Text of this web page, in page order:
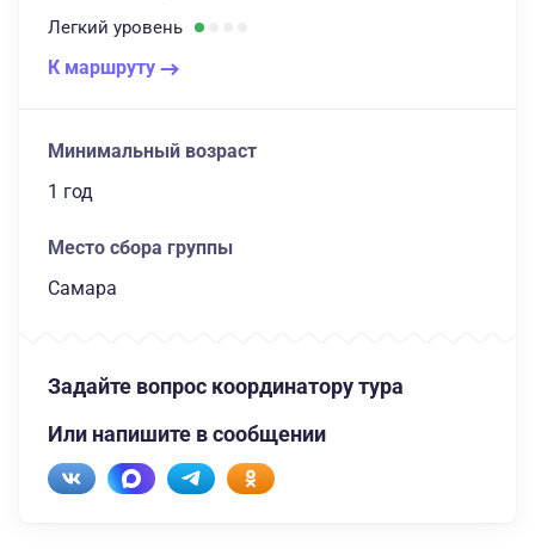
Легкий уровень
К маршруту
Минимальный возраст
1 год
Место сбора группы
Самара
Задайте вопрос координатору тура
Или напишите в сообщении